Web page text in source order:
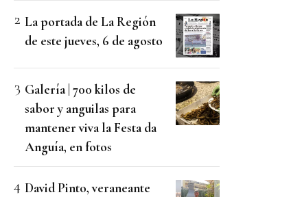
La portada de La Región
de este jueves, 6 de agosto
Galería | 700 kilos de
sabor y anguilas para
mantener viva la Festa da
Anguía, en fotos
David Pinto, veraneante